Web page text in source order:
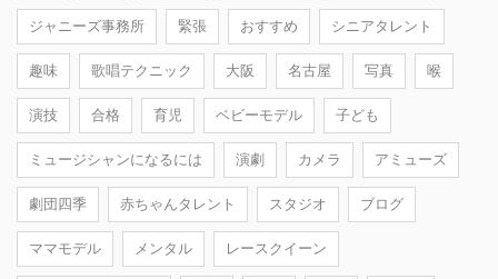
ジャニーズ事務所 緊張 おすすめ シニアタレント
趣味 歌唱テクニック 大阪 名古屋 写真 喉
演技 合格 育児 ベビーモデル 子ども
ミュージシャンになるには 演劇 カメラ アミューズ
劇団四季 赤ちゃんタレント スタジオ ブログ
ママモデル メンタル レースクイーン